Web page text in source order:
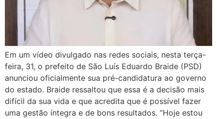
Em um vídeo divulgado nas redes sociais, nesta terça-
feira, 31, o prefeito de São Luís Eduardo Braide (PSD)
anunciou oficialmente sua pré-candidatura ao governo
do estado. Braide ressaltou que essa é a decisão mais
difícil da sua vida e que acredita que é possível fazer
uma gestão íntegra e de bons resultados. ”Hoje estou